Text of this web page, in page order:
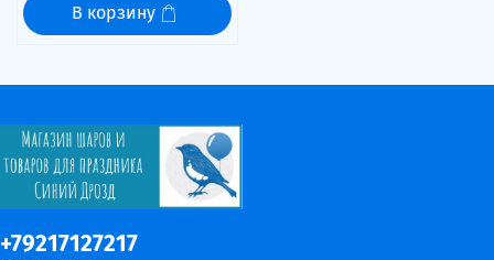
В корзину
+79217127217